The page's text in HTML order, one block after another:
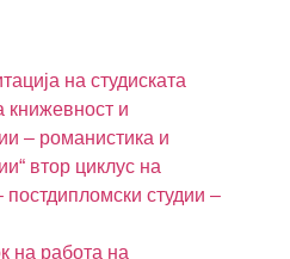
на студиската
книжевност и
– романистика и
втор циклус на
постдипломски студии –
на работа на